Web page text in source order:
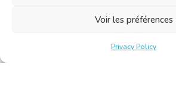
Voir les préférences
Privacy Policy